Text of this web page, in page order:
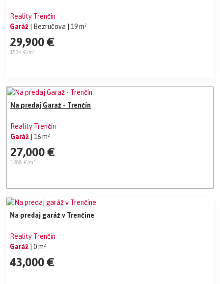
Reality Trenčín
Garáž
| Bezručova | 19 m²
29,900 €
1574 €/m²
Na predaj Garaž - Trenčín
Reality Trenčín
Garáž
| 16 m²
27,000 €
1688 €/m²
Na predaj garáž v Trenčíne
Reality Trenčín
Garáž
| 0 m²
43,000 €